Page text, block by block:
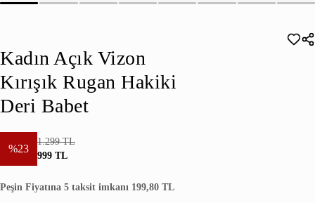
Kadın Açık Vizon
Kırışık Rugan Hakiki
Deri Babet
%23
1.299 TL
999 TL
Peşin Fiyatına 5 taksit imkanı 199,80 TL